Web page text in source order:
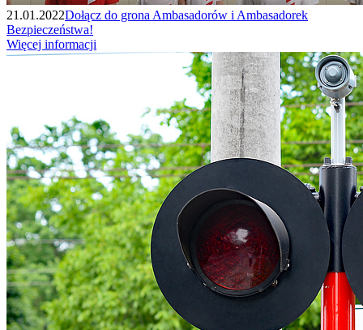
21.01.2022Dołącz do grona Ambasadorów i Ambasadorek
Bezpieczeństwa!
Więcej informacji